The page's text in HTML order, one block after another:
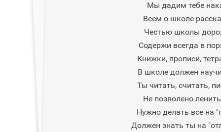
Мы дадим тебе
Всем о школе
Честью школы
Содержи всегда в
Книжки, прописи,
В школе должен
Ты читать, считать,
Не позволено
Нужно делать все на
Должен знать ты на